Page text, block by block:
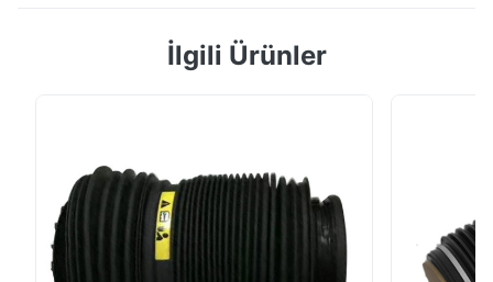
No. :: 37226775479 3722 6785506 3720 6789938
için Ürün Durumu: Yepyeni Anavatan: Guangdong, Çin
Garanti:: 12 ...
İlgili Ürünler